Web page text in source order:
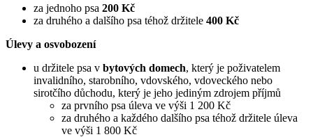
za jednoho psa 200 Kč
za druhého a dalšího psa téhož držitele 400 Kč
Úlevy a osvobození
u držitele psa v bytových domech, který je poživatelem
invalidního, starobního, vdovského, vdoveckého nebo
sirotčího důchodu, který je jeho jediným zdrojem příjmů
za prvního psa úleva ve výši 1 200 Kč
za druhého a každého dalšího psa téhož držitele úleva
ve výši 1 800 Kč